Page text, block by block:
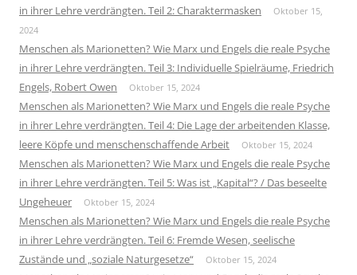
in ihrer Lehre verdrängten. Teil 2: Charaktermasken
Oktober 15,
2024
Menschen als Marionetten? Wie Marx und Engels die reale Psyche
in ihrer Lehre verdrängten. Teil 3: Individuelle Spielräume, Friedrich
Engels, Robert Owen
Oktober 15, 2024
Menschen als Marionetten? Wie Marx und Engels die reale Psyche
in ihrer Lehre verdrängten. Teil 4: Die Lage der arbeitenden Klasse,
leere Köpfe und menschenschaffende Arbeit
Oktober 15, 2024
Menschen als Marionetten? Wie Marx und Engels die reale Psyche
in ihrer Lehre verdrängten. Teil 5: Was ist „Kapital“? / Das beseelte
Ungeheuer
Oktober 15, 2024
Menschen als Marionetten? Wie Marx und Engels die reale Psyche
in ihrer Lehre verdrängten. Teil 6: Fremde Wesen, seelische
Zustände und „soziale Naturgesetze“
Oktober 15, 2024